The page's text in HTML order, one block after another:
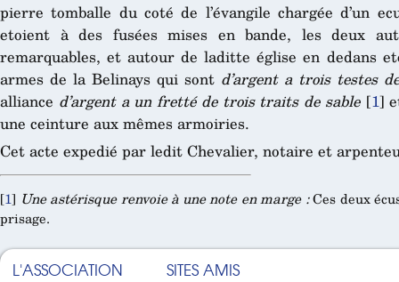
pierre tomballe du coté de l’évangile chargée d’un
etoient à des fusées mises en bande, les deux
remarquables, et autour de laditte église en dedans
armes de la Belinays qui sont d’argent a trois testes
alliance d’argent a un fretté de trois traits de sable[1]
une ceinture aux mêmes armoiries.
Cet acte expedié par ledit Chevalier, notaire et
[1] Une astérisque renvoie à une note en marge :Ces deux
prisage.
L'ASSOCIATION SITES AMIS